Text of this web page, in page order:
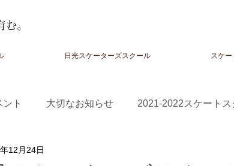
。
日光スケーターズスクール スケ
ント 大切なお知らせ 2021-2022スケートス
ル
12月24日